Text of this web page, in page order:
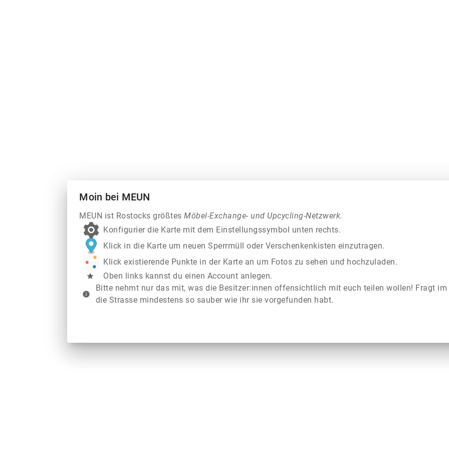
Moin bei MEUN
MEUN ist Rostocks größtesMöbel-Exchange- und Upcycling-Netzwerk.
Konfigurier die Karte mit dem Einstellungssymbol unten rechts.
Klick in die Karte um neuen Sperrmüll oder Verschenkenkisten einzutragen.
Klick existierende Punkte in der Karte an um Fotos zu sehen und hochzuladen.
star Oben links kannst du einen Account anlegen.
info
Bitte nehmt nur das mit, was die Besitzer:innen offensichtlich mit euch teilen wollen! Fragt
die Strasse mindestens so sauber wie ihr sie vorgefunden habt.